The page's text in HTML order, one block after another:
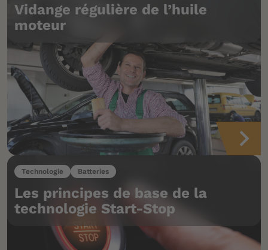
Vidange régulière de l’huile
moteur
Technologie Batteries
Les principes de base de la
technologie Start-Stop